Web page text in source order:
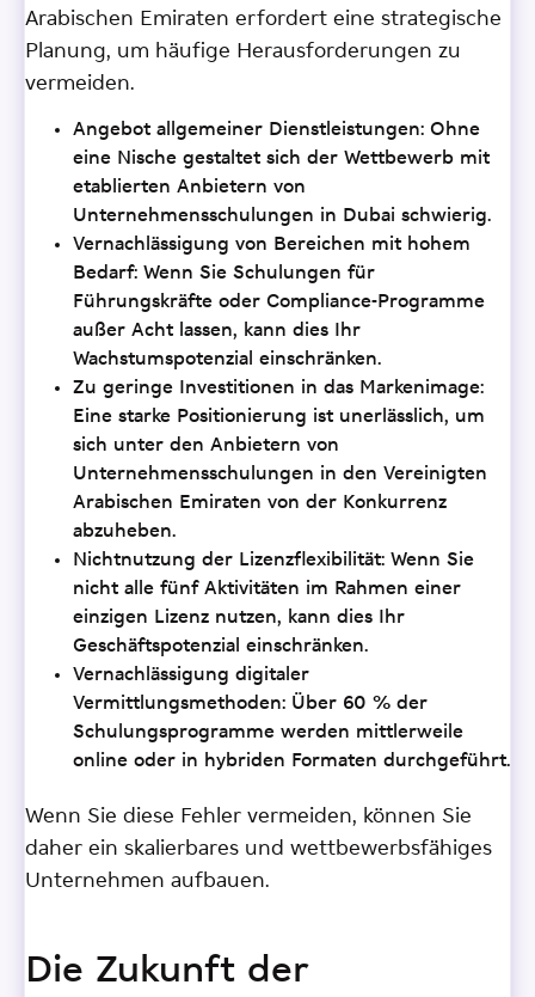
Arabischen Emiraten erfordert eine strategische
Planung, um häufige Herausforderungen zu
vermeiden.
Angebot allgemeiner Dienstleistungen: Ohne
eine Nische gestaltet sich der Wettbewerb mit
etablierten Anbietern von
Unternehmensschulungen in Dubai schwierig.
Vernachlässigung von Bereichen mit hohem
Bedarf: Wenn Sie Schulungen für
Führungskräfte oder Compliance-Programme
außer Acht lassen, kann dies Ihr
Wachstumspotenzial einschränken.
Zu geringe Investitionen in das Markenimage:
Eine starke Positionierung ist unerlässlich, um
sich unter den Anbietern von
Unternehmensschulungen in den Vereinigten
Arabischen Emiraten von der Konkurrenz
abzuheben.
Nichtnutzung der Lizenzflexibilität: Wenn Sie
nicht alle fünf Aktivitäten im Rahmen einer
einzigen Lizenz nutzen, kann dies Ihr
Geschäftspotenzial einschränken.
Vernachlässigung digitaler
Vermittlungsmethoden: Über 60 % der
Schulungsprogramme werden mittlerweile
online oder in hybriden Formaten durchgeführt.
Wenn Sie diese Fehler vermeiden, können Sie
daher ein skalierbares und wettbewerbsfähiges
Unternehmen aufbauen.
Die Zukunft der